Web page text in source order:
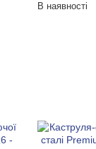
В наявності